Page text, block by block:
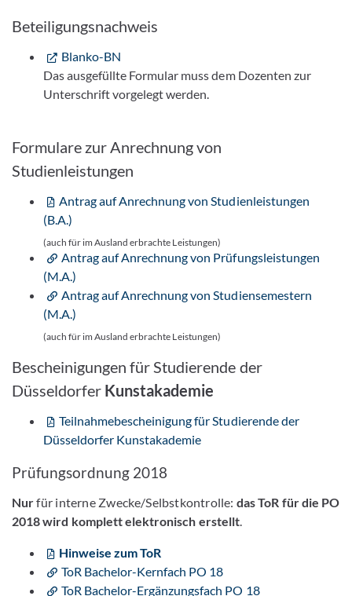
Beteiligungsnachweis
Blanko-BN
Das ausgefüllte Formular muss dem Dozenten zur
Unterschrift vorgelegt werden.
Formulare zur Anrechnung von
Studienleistungen
Antrag auf Anrechnung von Studienleistungen
(B.A.)
(auch für im Ausland erbrachte Leistungen)
Antrag auf Anrechnung von Prüfungsleistungen
(M.A.)
Antrag auf Anrechnung von Studiensemestern
(M.A.)
(auch für im Ausland erbrachte Leistungen)
Bescheinigungen für Studierende der
Düsseldorfer Kunstakademie
Teilnahmebescheinigung für Studierende der
Düsseldorfer Kunstakademie
Prüfungsordnung 2018
Nurfür interne Zwecke/Selbstkontrolle:das ToR für die PO
2018 wird komplett elektronisch erstellt.
Hinweise zum ToR
ToR Bachelor-Kernfach PO 18
ToR Bachelor-Ergänzungsfach PO 18